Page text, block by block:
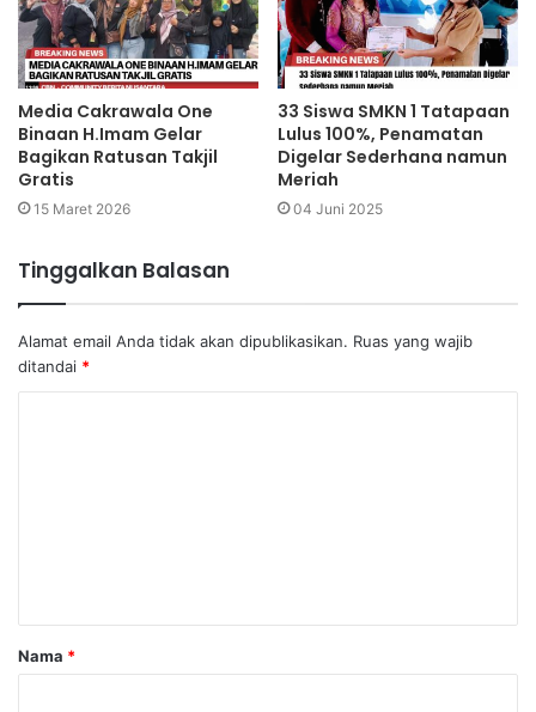
Media Cakrawala One
Binaan H.Imam Gelar
Bagikan Ratusan Takjil
Gratis
15 Maret 2026
33 Siswa SMKN 1 Tatapaan
Lulus 100%, Penamatan
Digelar Sederhana namun
Meriah
04 Juni 2025
Tinggalkan Balasan
Alamat email Anda tidak akan dipublikasikan. Ruas yang wajib
ditandai *
a
r
Nama *